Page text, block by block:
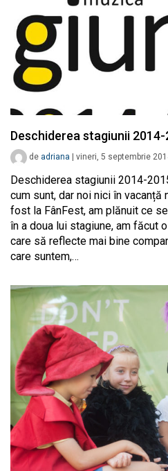
Deschiderea stagiunii 2014-
de adriana vineri, 5 septembrie
Deschiderea stagiunii 2014-
cum sunt, dar noi nici în vacanță
fost la FânFest, am plănuit ce
în a doua lui stagiune, am făcut
care să reflecte mai bine
care suntem,…